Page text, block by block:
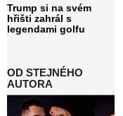
Trump si na svém
hřišti zahrál s
legendami golfu
OD STEJNÉHO
AUTORA